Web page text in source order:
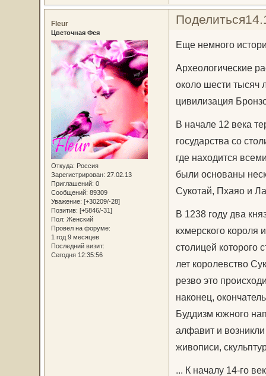
Поделиться
Fleur
Цветочная Фея
Откуда: Россия
Зарегистрирован: 27.02.13
Приглашений: 0
Сообщений: 89309
Уважение: [+30209/-28]
Позитив: [+5846/-31]
Пол: Женский
Провел на форуме:
1 год 9 месяцев
Последний визит:
Сегодня 12:35:56
Еще немного
Археологические
около шести тысяч
цивилизация
В начале 12 века
государства со
где находится
были основаны
Сукотай, Пхаяо и
В 1238 году два
кхмерского короля
столицей которого
лет королевство
резво это
наконец,
Буддизм южного
алфавит и
живописи,
... К началу 14-го